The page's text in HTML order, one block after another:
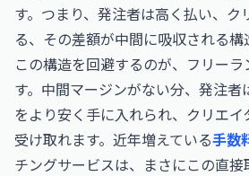
す。つまり、発注者は高く払い、ク
る、その差額が中間に吸収される構
この構造を回避するのが、フリー
す。中間マージンがない分、発注者
をより安く手に入れられ、クリエ
受け取れます。近年増えている手数
チングサービスは、まさにこの直